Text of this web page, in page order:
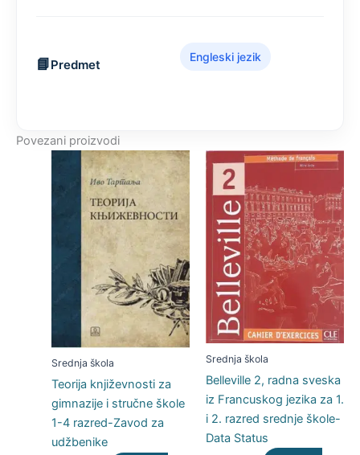
Predmet
Engleski jezik
Povezani proizvodi
Srednja škola
Teorija književnosti za
gimnazije i stručne škole
1-4 razred-Zavod za
udžbenike
Srednja škola
Belleville 2, radna sveska
iz Francuskog jezika za 1.
i 2. razred srednje škole-
Data Status